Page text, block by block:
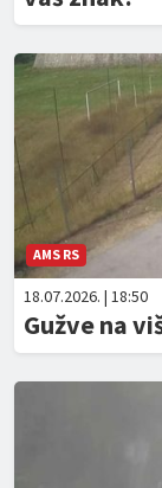
AMS RS
18.07.2026. | 18:50
Gužve na